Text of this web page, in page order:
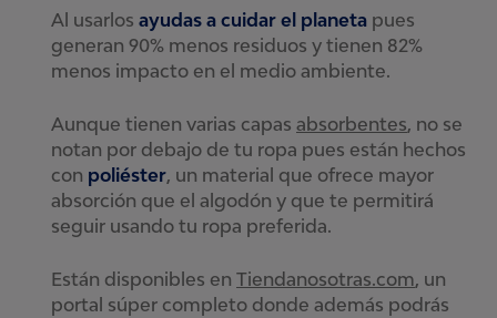
Al usarlos ayudas a cuidar el planeta pues
generan 90% menos residuos y tienen 82%
menos impacto en el medio ambiente.
Aunque tienen varias capas absorbentes, no se
notan por debajo de tu ropa pues están hechos
con poliéster, un material que ofrece mayor
absorción que el algodón y que te permitirá
seguir usando tu ropa preferida.
Están disponibles en Tiendanosotras.com, un
portal súper completo donde además podrás